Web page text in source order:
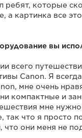
ребят, которые
а картинка все
вы
всего
Canon. Я
мне очень
компактные и
мне
так что я просто
что они меня не